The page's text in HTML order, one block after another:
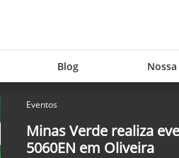
Blog
Eventos
Minas Verde realiza
5060EN em Oliveira